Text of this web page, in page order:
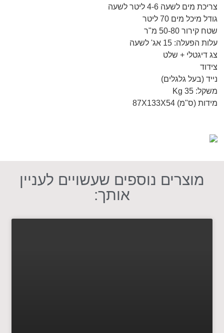
צריכת מים לשעה 4-6 ליטר לשעה
גודל מיכל מים 70 ליטר
שטח קירור 50-80 מ"ר
עלות הפעלה: 15 אג' לשעה
צג דיגטלי + שלט
צידוד
נייד (בעל גלגלים)
משקל: Kg 35
מידות (ס"מ) 87X133X54
מוצרים נוספים שעשויים לעניין
אותך: